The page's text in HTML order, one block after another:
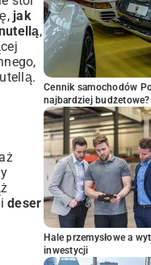
jak
,
.
deser
Cennik samochodów
najbardziej budżetowe?
Hale przemysłowe a
inwestycji